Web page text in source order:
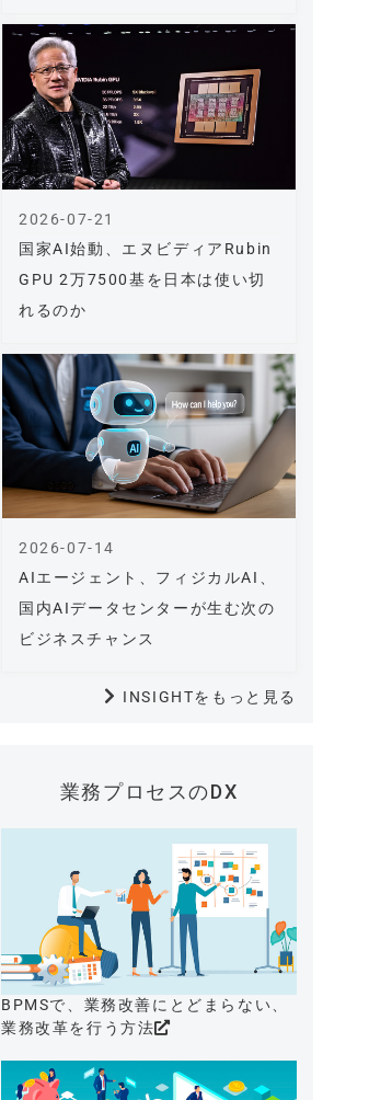
国家AI始動、エヌビディアRubin
GPU 2万7500基を日本は使い切
れるのか
2026-07-21
AIエージェント、フィジカルAI、
国内AIデータセンターが生む次の
ビジネスチャンス
2026-07-14
INSIGHTをもっと見る
業務プロセスのDX
BPMSで、業務改善にとどまらない、
業務改革を行う方法